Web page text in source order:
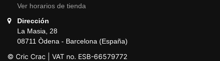
Ver horarios de tienda
Dirección
La Masia, 28
08711 Òdena - Barcelona (España)
© Cric Crac | VAT no. ESB-66579772